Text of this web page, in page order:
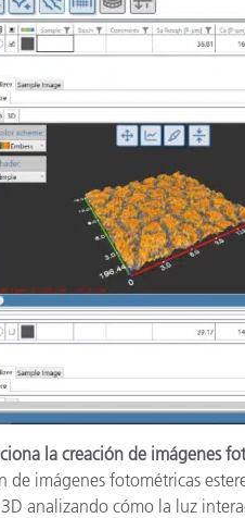
la creación de imágenes
de imágenes fotométricas
analizando cómo la luz